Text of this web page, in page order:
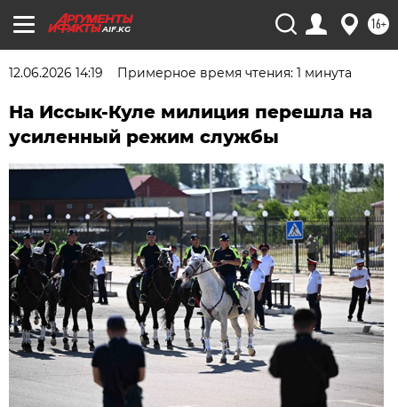
AIF.KG 16+
12.06.2026 14:19 Примерное время чтения: 1 минута
На Иссык-Куле милиция перешла на
усиленный режим службы